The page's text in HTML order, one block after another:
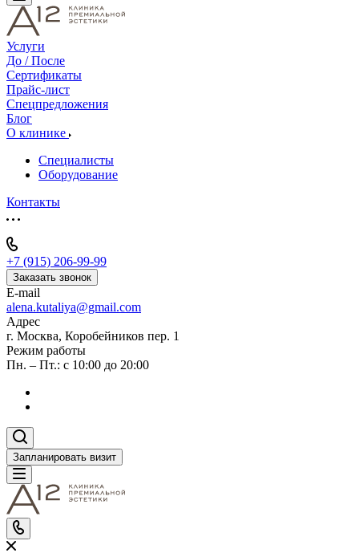
Услуги
До / После
Сертификаты
Прайс-лист
Спецпредложения
Блог
О клинике
Специалисты
Оборудование
Контакты
+7 (915) 206-99-99
Заказать звонок
E-mail
alena.kutaliya@gmail.com
Адрес
г. Москва, Коробейников пер. 1
Режим работы
Пн. – Пт.: с 10:00 до 20:00
Запланировать визит